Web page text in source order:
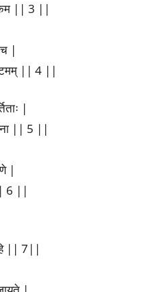
|| 3 ||
च |
|| 4 ||
|
|| 5 ||
|
|| 6 ||
|| 7||